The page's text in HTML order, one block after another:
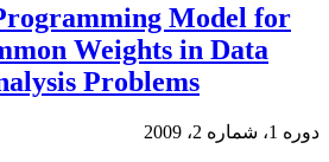
Model for
Weights in Data
Problems
دوره 1، شماره 2، 2009